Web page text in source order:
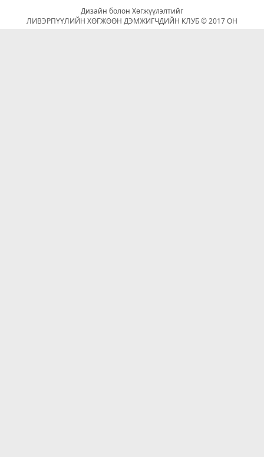
Дизайн болон Хөгжүүлэлтийг
ЛИВЭРПҮҮЛИЙН ХӨГЖӨӨН ДЭМЖИГЧДИЙН КЛУБ © 2017 ОН